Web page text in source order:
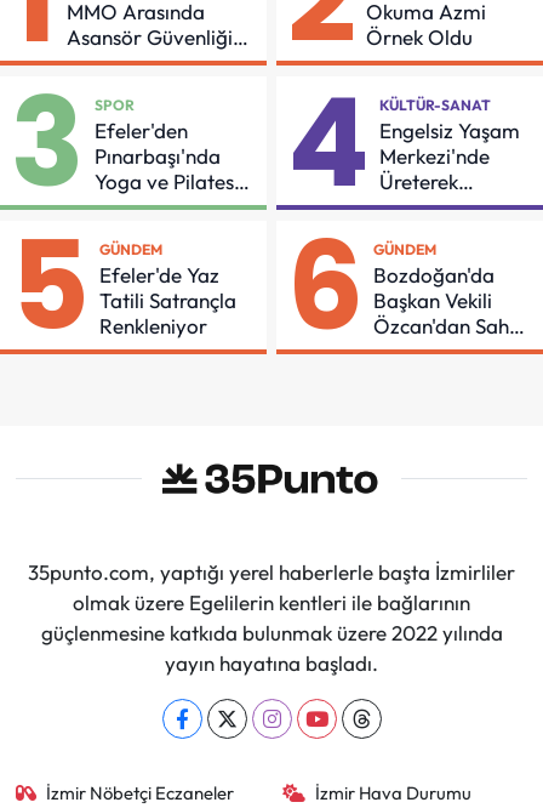
MMO Arasında
Asansör Güvenliği
İçin Önemli Protokol
Okuma Azmi
Örnek Oldu
3 SPOR
Efeler'den
Pınarbaşı'nda
Yoga ve Pilates
Buluşması
4 KÜLTÜR-SANAT
Engelsiz Yaşam
Merkezi'nde
Üreterek
Güçleniyorlar
5 GÜNDEM
Efeler'de Yaz
Tatili Satrançla
Renkleniyor
6 GÜNDEM
Bozdoğan'da
Başkan Vekili
Özcan'dan Saha
Mesaisi
35punto.com, yaptığı yerel haberlerle başta İzmirliler
olmak üzere Egelilerin kentleri ile bağlarının
güçlenmesine katkıda bulunmak üzere 2022 yılında
yayın hayatına başladı.
İzmir Nöbetçi Eczaneler İzmir Hava Durumu